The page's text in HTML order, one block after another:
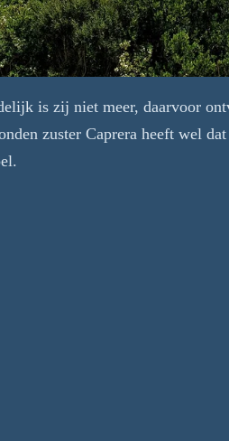
is zij niet meer, daarvoor
zuster Caprera heeft wel